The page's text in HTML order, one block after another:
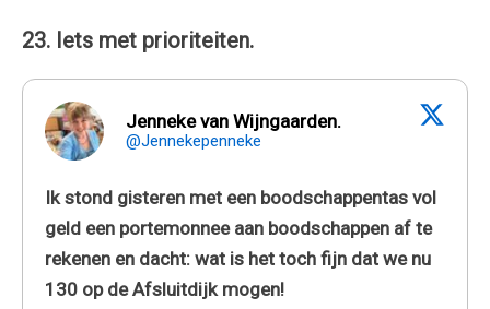
23. Iets met prioriteiten.
Jenneke van Wijngaarden.
@Jennekepenneke
Ik stond gisteren met een boodschappentas vol
geld een portemonnee aan boodschappen af te
rekenen en dacht: wat is het toch fijn dat we nu
130 op de Afsluitdijk mogen!